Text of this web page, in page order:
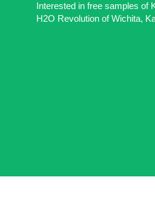
Interested in free samples of
H2O Revolution of Wichita,